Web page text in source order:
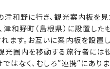
野に行き、観光案内板を見
野町（島根県）に設置したも
ます。お互いに案内板を設置
光圏内を移動する旅行者には
はなく、むしろ”連携”にあり